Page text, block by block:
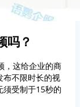
吗？
，这给企业的商
布不限时长的视
须受制于15秒的